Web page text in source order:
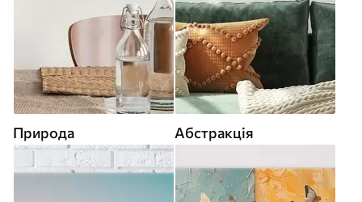
Природа Абстракція